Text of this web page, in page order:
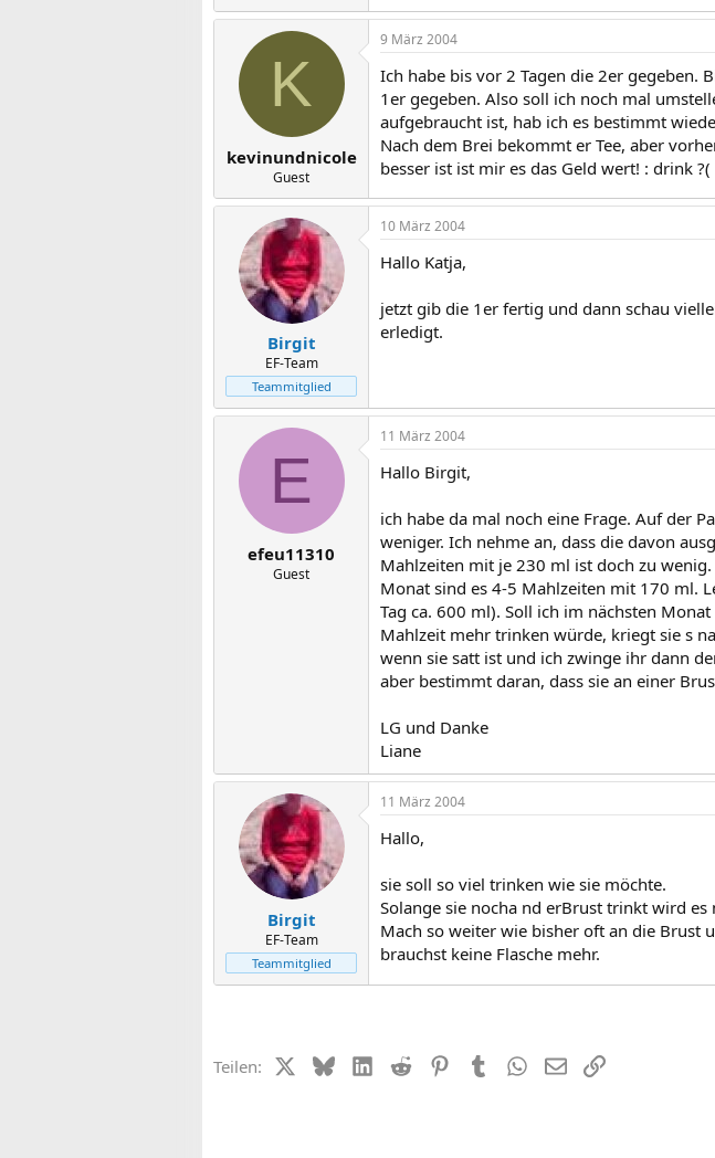
K
kevinundnicole
Guest
9 März 2004
Ich habe bis vor 2 Tagen die 2er gegeben.
1er gegeben. Also soll ich noch mal
aufgebraucht ist, hab ich es bestimmt
Nach dem Brei bekommt er Tee, aber
besser ist ist mir es das Geld wert! : drink ?(
Birgit
EF-Team
Teammitglied
10 März 2004
Hallo Katja,
jetzt gib die 1er fertig und dann schau
erledigt.
E
efeu11310
Guest
11 März 2004
Hallo Birgit,
ich habe da mal noch eine Frage. Auf der
weniger. Ich nehme an, dass die davon
Mahlzeiten mit je 230 ml ist doch zu
Monat sind es 4-5 Mahlzeiten mit 170 ml.
Tag ca. 600 ml). Soll ich im nächsten
Mahlzeit mehr trinken würde, kriegt sie s
wenn sie satt ist und ich zwinge ihr dann
aber bestimmt daran, dass sie an einer
LG und Danke
Liane
Birgit
EF-Team
Teammitglied
11 März 2004
Hallo,
sie soll so viel trinken wie sie möchte.
Solange sie nocha nd erBrust trinkt wird
Mach so weiter wie bisher oft an die Brust
brauchst keine Flasche mehr.
Teilen: X (Twitter)
BlueskyLinkedIn
Reddit PinterestTumblrWhatsApp
E-MailLink